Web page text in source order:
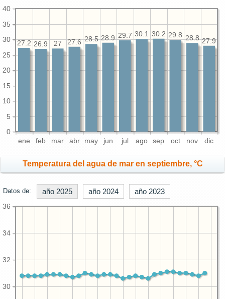
ene feb mar abr may jun jul ago sep oct nov dic
0
5
10
15
20
25
30
35
40
27.9
28.8
29.8
30.2
30.1
29.7
28.9
28.5
27.6
27
26.9
27.2
Temperatura del agua de mar en septiembre, °C
Datos de: año 2025 año 2024 año 2023
30
32
34
36